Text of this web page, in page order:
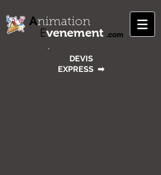
Animation
.com
Evenement
DEVIS
EXPRESS ➡